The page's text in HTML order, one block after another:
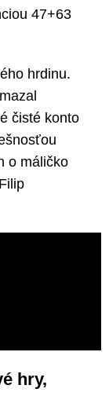
47+63
hrdinu.
čisté konto
o máličko
hry,